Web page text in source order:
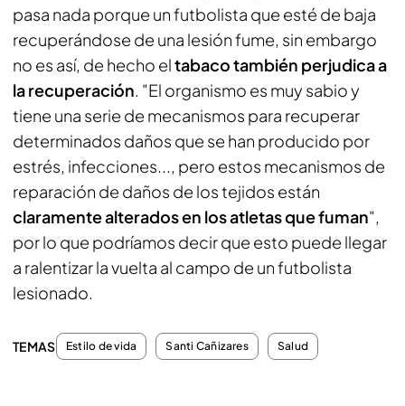
pasa nada porque un futbolista que esté de baja
recuperándose de una lesión fume, sin embargo
no es así, de hecho eltabaco también perjudica a
la recuperación. "El organismo es muy sabio y
tiene una serie de mecanismos para recuperar
determinados daños que se han producido por
estrés, infecciones..., pero estos mecanismos de
reparación de daños de los tejidos están
claramente alterados en los atletas que fuman",
por lo que podríamos decir que esto puede llegar
a ralentizar la vuelta al campo de un futbolista
lesionado.
TEMAS Estilo de vida Santi Cañizares Salud